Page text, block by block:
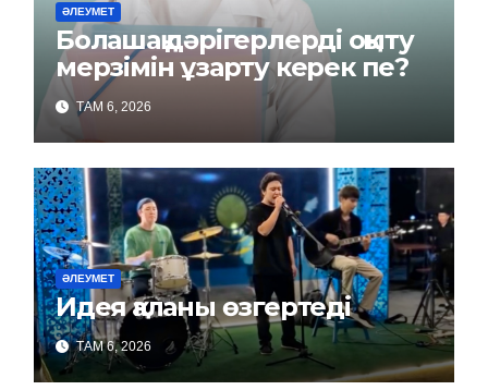
ӘЛЕУМЕТ
Болашақ дәрігерлерді оқыту
мерзімін ұзарту керек пе?
ТАМ 6, 2026
ӘЛЕУМЕТ
Идея қаланы өзгертеді
ТАМ 6, 2026